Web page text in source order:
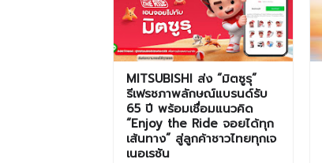
MITSUBISHI ส่ง “มิตซูรุ”
รีเฟรชภาพลักษณ์แบรนด์รับ
65 ปี พร้อมเชื่อมแนวคิด
“Enjoy the Ride จอยได้ทุก
เส้นทาง” สู่ลูกค้าชาวไทยทุกเจ
เนอเรชัน